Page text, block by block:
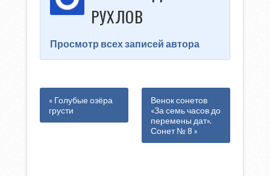
РУХЛОВ
Просмотр всех записей автора
« Голубые озёра
грусти
Венок сонетов
«За семь часов до
перемены дат».
Сонет № 8 »